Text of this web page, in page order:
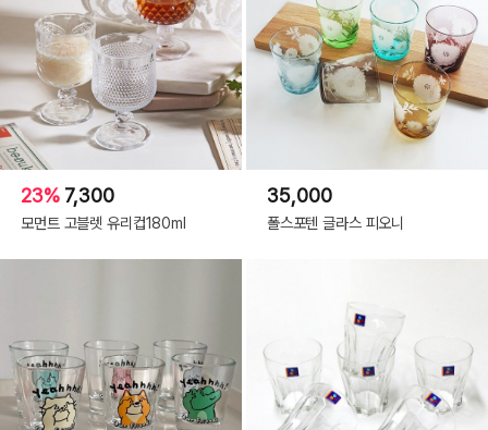
23% 7,300
모먼트 고블렛 유리컵180ml
35,000
폴스포텐 글라스 피오니